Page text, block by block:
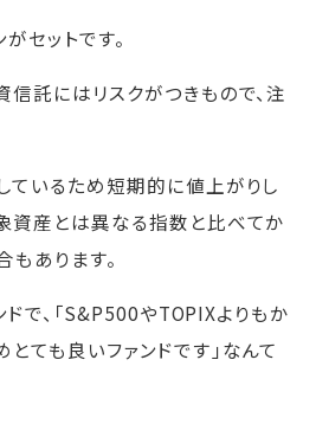
セットです。
信託にはリスクがつきもので、注
ているため短期的に値上がりし
資産とは異なる指数と比べてか
あります。
で、「S&P500やTOPIXよりもか
ても良いファンドです」なんて